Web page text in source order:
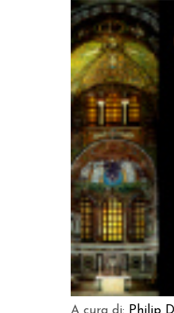
AGGIUNGI